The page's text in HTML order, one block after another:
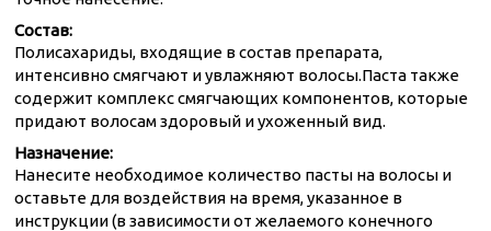
Состав:
Полисахариды, входящие в состав препарата,
интенсивно смягчают и увлажняют волосы.Паста также
содержит комплекс смягчающих компонентов, которые
придают волосам здоровый и ухоженный вид.
Назначение:
Нанесите необходимое количество пасты на волосы и
оставьте для воздействия на время, указанное в
инструкции (в зависимости от желаемого конечного